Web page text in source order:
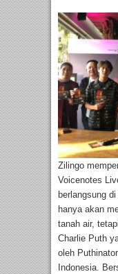
Zilingo
Voicenotes
berlangsung
hanya akan
tanah air,
Charlie Puth
oleh
Indonesia.